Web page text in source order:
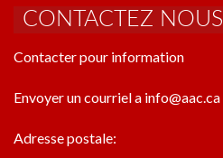
CONTACTEZ NOUS
Contacter pour information
Envoyer un courriel a info@aac.ca
Adresse postale: